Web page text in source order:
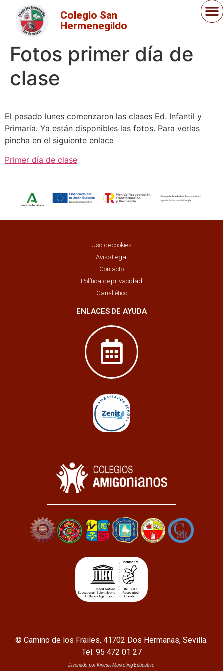
Colegio San
Hermenegildo
Fotos primer día de
clase
El pasado lunes comenzaron las clases Ed. Infantil y
Primaria. Ya están disponibles las fotos. Para verlas
pincha en el siguiente enlace
Primer día de clase
Uso de cookies
Aviso Legal
Contacto
Política de privacidad
Canal ético
ENLACES DE AYUDA
© Camino de los Frailes, 41702 Dos Hermanas, Sevilla.
Tel. 95 472 01 27
Diseñado por Kinesis Marketing Educativo